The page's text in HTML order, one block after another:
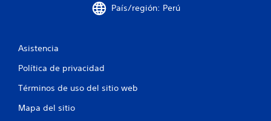
País/región: Perú
Asistencia
Política de privacidad
Términos de uso del sitio web
Mapa del sitio